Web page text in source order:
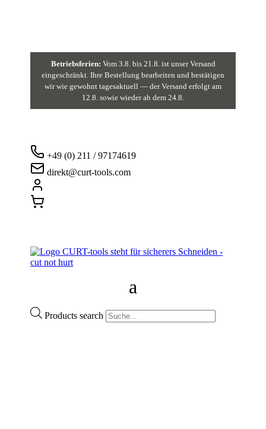
Betriebsferien: Vom 3.8. bis 21.8. ist unser Versand
eingeschränkt. Ihre Bestellung bearbeiten und bestätigen
wir wie gewohnt tagesaktuell — der Versand erfolgt am
12.8. sowie wieder ab dem 24.8.
+49 (0) 211 / 97174619
direkt@curt-tools.com
Products search